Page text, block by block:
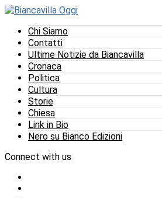
Chi Siamo
Contatti
Ultime Notizie da Biancavilla
Cronaca
Politica
Cultura
Storie
Chiesa
Link in Bio
Nero su Bianco Edizioni
Connect with us